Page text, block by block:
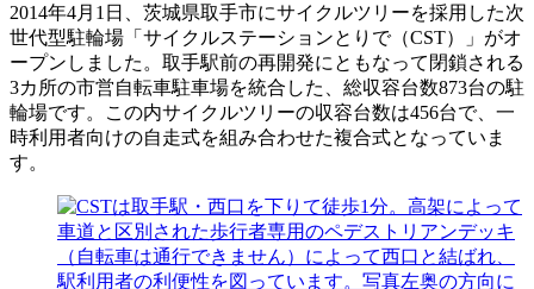
2014年4月1日、茨城県取手市にサイクルツリーを採用した次
世代型駐輪場「サイクルステーションとりで（CST）」がオ
ープンしました。取手駅前の再開発にともなって閉鎖される
3カ所の市営自転車駐車場を統合した、総収容台数873台の駐
輪場です。この内サイクルツリーの収容台数は456台で、一
時利用者向けの自走式を組み合わせた複合式となっていま
す。